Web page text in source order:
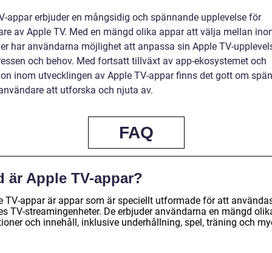
appar erbjuder en mångsidig och spännande upplevelse för
av Apple TV. Med en mängd olika appar att välja mellan
har användarna möjlighet att anpassa sin Apple TV-
och behov. Med fortsatt tillväxt av app-ekosystemet och
inom utvecklingen av Apple TV-appar finns det gott om
att utforska och njuta av.
FAQ
är Apple TV-appar?
TV-appar är appar som är speciellt utformade för att
TV-streamingenheter. De erbjuder användarna en mängd
och innehåll, inklusive underhållning, spel, träning och